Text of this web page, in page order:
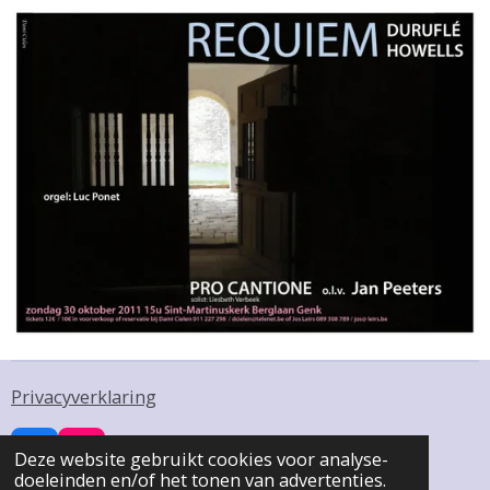
Deze website gebruikt cookies voor analyse-
doeleinden en/of het tonen van advertenties.
Privacyverklaring
F
a
I
n